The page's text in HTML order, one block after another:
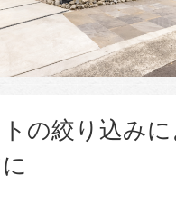
の絞り込み